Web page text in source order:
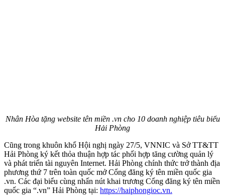
Nhân Hòa tặng website tên miền .vn cho 10 doanh nghiệp tiêu biểu
Hải Phòng
Cũng trong khuôn khổ Hội nghị ngày 27/5, VNNIC và Sở TT&TT
Hải Phòng ký kết thỏa thuận hợp tác phối hợp tăng cường quản lý
và phát triển tài nguyên Internet. Hải Phòng chính thức trở thành địa
phương thứ 7 trên toàn quốc mở Cổng đăng ký tên miền quốc gia
.vn. Các đại biểu cùng nhấn nút khai trương Cổng đăng ký tên miền
quốc gia “.vn” Hải Phòng tại: https://haiphongioc.vn.